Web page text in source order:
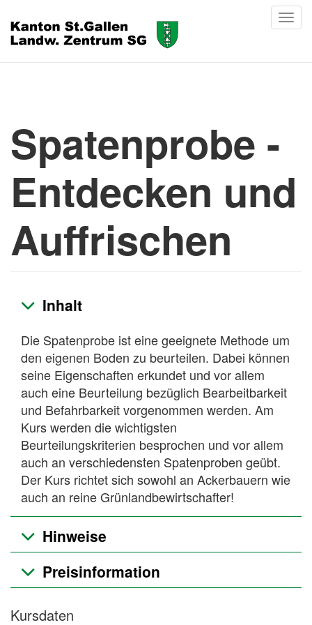
Spatenprobe -
Entdecken und
Auffrischen
Inhalt
Die Spatenprobe ist eine geeignete Methode um
den eigenen Boden zu beurteilen. Dabei können
seine Eigenschaften erkundet und vor allem
auch eine Beurteilung bezüglich Bearbeitbarkeit
und Befahrbarkeit vorgenommen werden. Am
Kurs werden die wichtigsten
Beurteilungskriterien besprochen und vor allem
auch an verschiedensten Spatenproben geübt.
Der Kurs richtet sich sowohl an Ackerbauern wie
auch an reine Grünlandbewirtschafter!
Hinweise
Preisinformation
Kursdaten